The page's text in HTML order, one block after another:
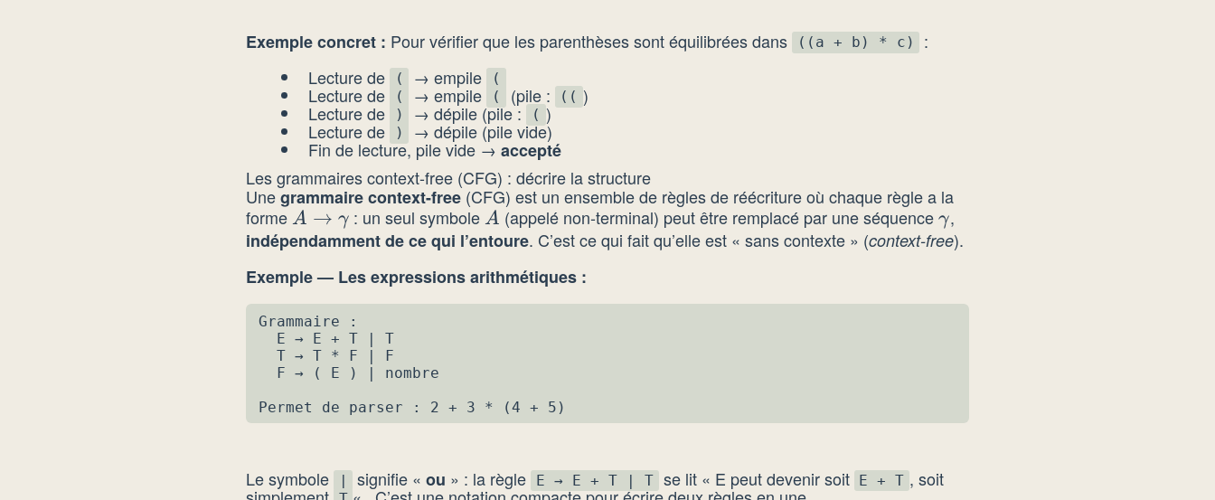
Exemple concret : Pour vérifier que les parenthèses sont équilibrées dans ((a + b) * c)
:
Lecture de
( → empile (
Lecture de ( → empile ( (pile : (( )
Lecture de ) → dépile (pile : ( )
Lecture de ) → dépile (pile vide)
Fin de lecture, pile vide → accepté
Les grammaires context-free (CFG) : décrire la structure
Unegrammaire context-free(CFG) est un ensemble de règles de réécriture où chaque règle a la
formeA \to
\gamma
A → γ : un seul symbole A
A (appelé non-terminal) peut être remplacé par une séquence\gamma
γ,
indépendamment de ce qui l’entoure. C’est ce qui fait qu’elle est « sans contexte » (context-free).
Exemple — Les expressions arithmétiques :
Grammaire :
  E → E + T | T
  T → T * F | F
  F → ( E ) | nombre
Permet de parser : 2 + 3 * (4 + 5)
Le symbole | signifie «ou » : la règle E → E + T | T se lit « E peut devenir soit E + T , soit